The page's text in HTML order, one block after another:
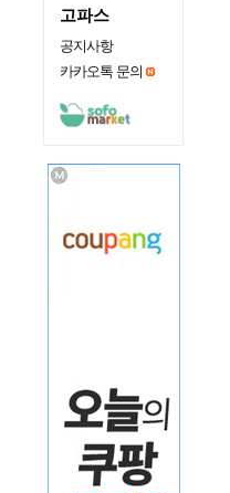
고파스
공지사항
카카오톡 문의